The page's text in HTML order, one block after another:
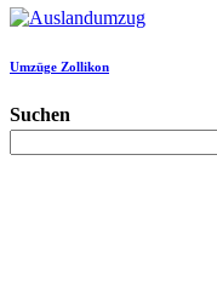
Umzüge Zollikon
Suchen